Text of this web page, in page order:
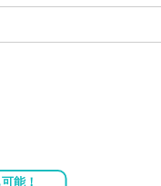
能！